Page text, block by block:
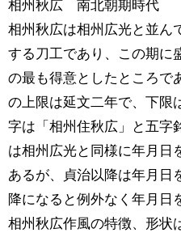
相州秋広 南北朝期時代
相州秋広は相州広光と並ん
する刀工であり、この期に
の最も得意としたところで
の上限は延文二年で、下限
字は「相州住秋広」と五字
は相州広光と同様に年月日
あるが、貞治以降は年月日
降になると例外なく年月日
相州秋広作風の特徴、形状